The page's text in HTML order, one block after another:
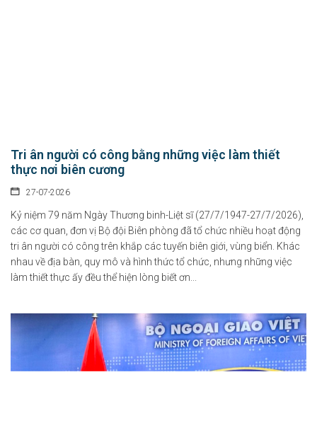
Tri ân người có công bằng những việc làm thiết
thực nơi biên cương
27-07-2026
Kỷ niệm 79 năm Ngày Thương binh-Liệt sĩ (27/7/1947-27/7/2026),
các cơ quan, đơn vị Bộ đội Biên phòng đã tổ chức nhiều hoạt động
tri ân người có công trên khắp các tuyến biên giới, vùng biển. Khác
nhau về địa bàn, quy mô và hình thức tổ chức, nhưng những việc
làm thiết thực ấy đều thể hiện lòng biết ơn...